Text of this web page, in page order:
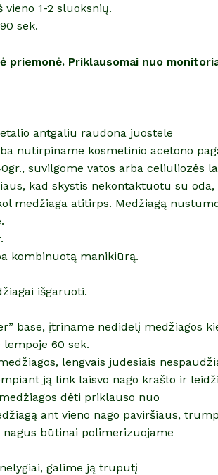
1-2 sluoksnių.
sek.
priemonė. Priklausomai nuo
antgaliu raudona juostele
nutirpiname kosmetinio acetono
suvilgome vatos arba celiuliozės
kad skystis nekontaktuotu su oda,
medžiaga atitirps. Medžiagą
kombinuotą manikiūrą.
išgaruoti.
base, įtriname nedidelį medžiagos
60 sek.
lengvais judesiais
ją link laisvo nago krašto ir
dėti priklauso nuo
ant vieno nago paviršiaus,
būtinai polimerizuojame
galime ją truputį